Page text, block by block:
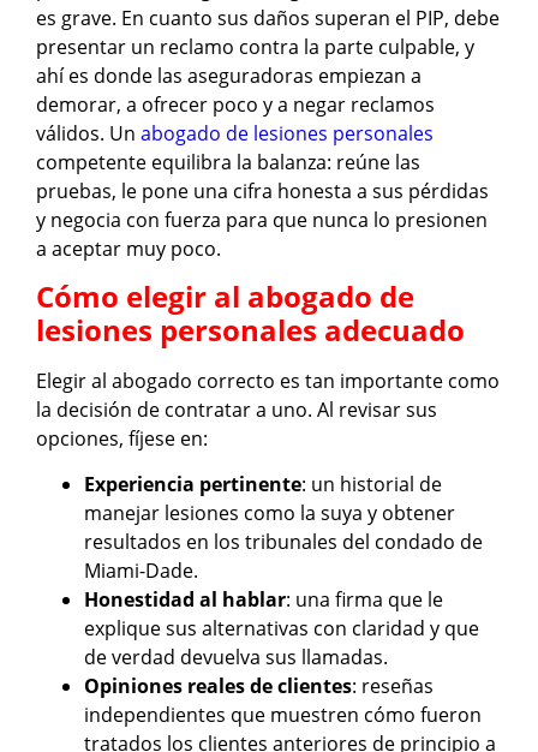
es grave. En cuanto sus daños superan el PIP, debe
presentar un reclamo contra la parte culpable, y
ahí es donde las aseguradoras empiezan a
demorar, a ofrecer poco y a negar reclamos
válidos. Un abogado de lesiones personales
competente equilibra la balanza: reúne las
pruebas, le pone una cifra honesta a sus pérdidas
y negocia con fuerza para que nunca lo presionen
a aceptar muy poco.
Cómo elegir al abogado de
lesiones personales adecuado
Elegir al abogado correcto es tan importante como
la decisión de contratar a uno. Al revisar sus
opciones, fíjese en:
Experiencia pertinente: un historial de
manejar lesiones como la suya y obtener
resultados en los tribunales del condado de
Miami-Dade.
Honestidad al hablar: una firma que le
explique sus alternativas con claridad y que
de verdad devuelva sus llamadas.
Opiniones reales de clientes: reseñas
independientes que muestren cómo fueron
tratados los clientes anteriores de principio a